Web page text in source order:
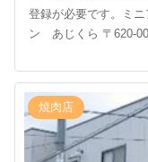
登録が必要です。ミ
ン あじくら 〒620-
焼肉店